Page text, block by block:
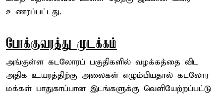
உணரப்பட்டது.
போக்குவரத்து முடக்கம்
அங்குள்ள கடலோரப் பகுதிகளில் வழக்கத்தை விட
அதிக உயரத்திற்கு அலைகள் எழும்பியதால் கடலோர
மக்கள் பாதுகாப்பான இடங்களுக்கு வெளியேற்றப்பட்டு